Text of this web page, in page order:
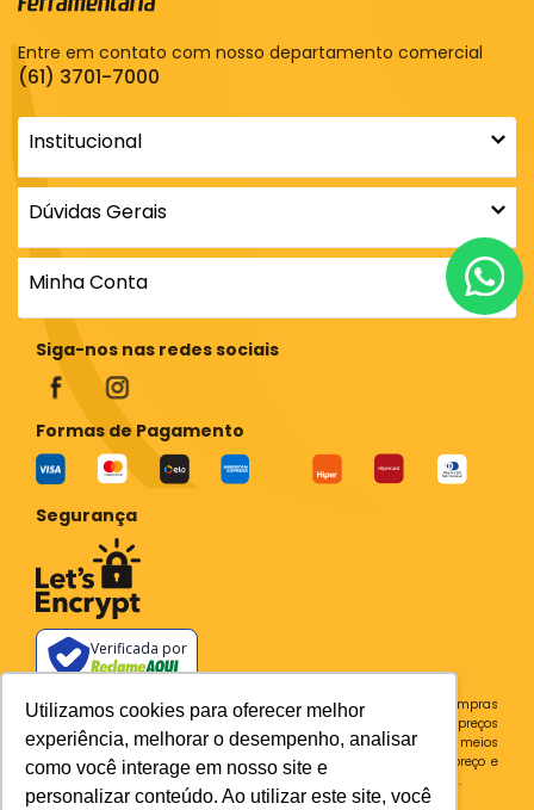
Utilizamos cookies para oferecer melhor
experiência, melhorar o desempenho, analisar
como você interage em nosso site e
personalizar conteúdo. Ao utilizar este site, você
Entre em contato com nosso departamento comercial
(61) 3701-7000
Institucional
Dúvidas Gerais
Minha Conta
Siga-nos nas redes sociais
Formas de Pagamento
Segurança
Verificada por
Todos os preços e condições deste site são válidos apenas para compras
no site e não se aplicam a Loja Física. Destacamos que os preços
previstos no site prevalecem aos demais anunciados em outros meios
de comunicação e sites de buscas. Em caso de divergência do preço e
condições no site, o valor válido é sempre o do carrinho de compras.